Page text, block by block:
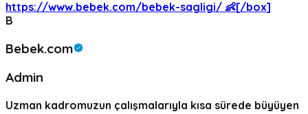
https://www.bebek.com/bebek-sagligi/ 👶[/box]
B
Bebek.com
Admin
Uzman kadromuzun çalışmalarıyla kısa sürede büyüyen